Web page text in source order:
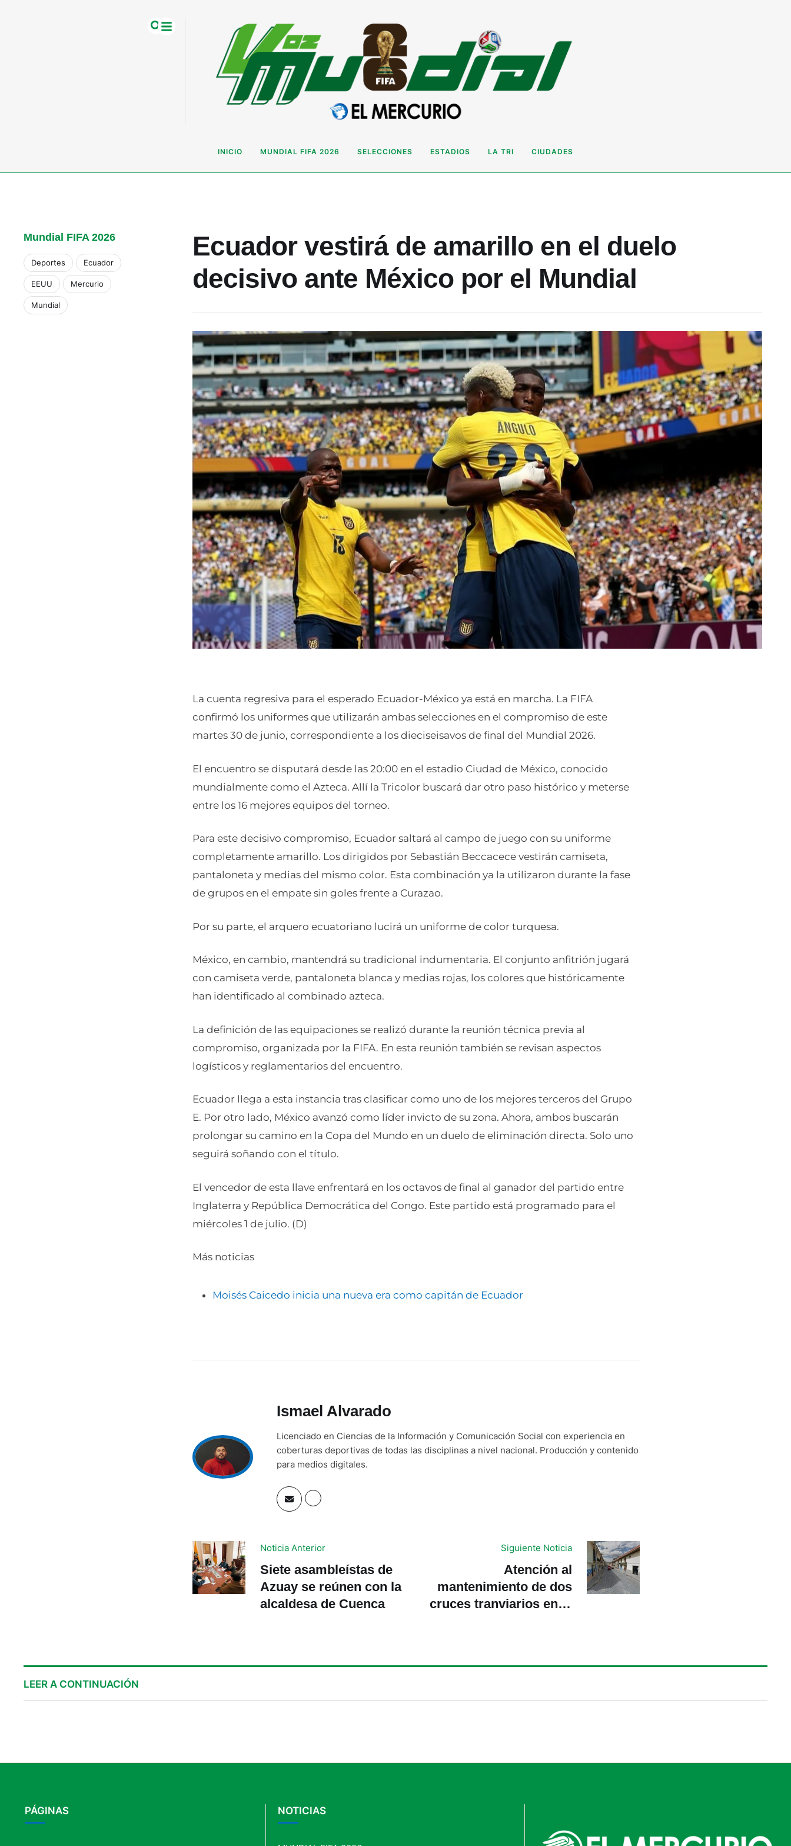
INICIO MUNDIAL FIFA 2026 SELECCIONES ESTADIOS LA TRI CIUDADES
Mundial FIFA 2026
Deportes Ecuador
EEUU Mercurio
Mundial
Ecuador vestirá de amarillo en el duelo
decisivo ante México por el Mundial
La cuenta regresiva para el esperado Ecuador-México ya está en marcha. La FIFA
confirmó los uniformes que utilizarán ambas selecciones en el compromiso de este
martes 30 de junio, correspondiente a los dieciseisavos de final del Mundial 2026.
El encuentro se disputará desde las 20:00 en el estadio Ciudad de México, conocido
mundialmente como el Azteca. Allí la Tricolor buscará dar otro paso histórico y meterse
entre los 16 mejores equipos del torneo.
Para este decisivo compromiso, Ecuador saltará al campo de juego con su uniforme
completamente amarillo. Los dirigidos por Sebastián Beccacece vestirán camiseta,
pantaloneta y medias del mismo color. Esta combinación ya la utilizaron durante la fase
de grupos en el empate sin goles frente a Curazao.
Por su parte, el arquero ecuatoriano lucirá un uniforme de color turquesa.
México, en cambio, mantendrá su tradicional indumentaria. El conjunto anfitrión jugará
con camiseta verde, pantaloneta blanca y medias rojas, los colores que históricamente
han identificado al combinado azteca.
La definición de las equipaciones se realizó durante la reunión técnica previa al
compromiso, organizada por la FIFA. En esta reunión también se revisan aspectos
logísticos y reglamentarios del encuentro.
Ecuador llega a esta instancia tras clasificar como uno de los mejores terceros del Grupo
E. Por otro lado, México avanzó como líder invicto de su zona. Ahora, ambos buscarán
prolongar su camino en la Copa del Mundo en un duelo de eliminación directa. Solo uno
seguirá soñando con el título.
El vencedor de esta llave enfrentará en los octavos de final al ganador del partido entre
Inglaterra y República Democrática del Congo. Este partido está programado para el
miércoles 1 de julio. (D)
Más noticias
Moisés Caicedo inicia una nueva era como capitán de Ecuador
Ismael Alvarado
Licenciado en Ciencias de la Información y Comunicación Social con experiencia en
coberturas deportivas de todas las disciplinas a nivel nacional. Producción y contenido
para medios digitales.
Noticia Anterior
Siete asambleístas de
Azuay se reúnen con la
alcaldesa de Cuenca
Siguiente Noticia
Atención al
mantenimiento de dos
cruces tranviarios en el
LEER A CONTINUACIÓN
PÁGINAS NOTICIAS